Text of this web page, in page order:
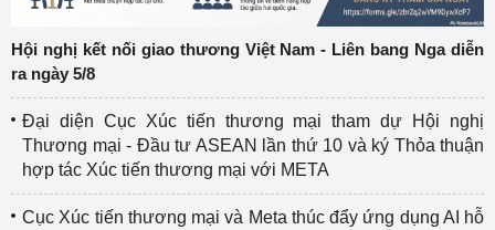
Hội nghị kết nối giao thương Việt Nam - Liên bang Nga diễn
ra ngày 5/8
Đại diện Cục Xúc tiến thương mại tham dự Hội nghị
Thương mại - Đầu tư ASEAN lần thứ 10 và ký Thỏa thuận
hợp tác Xúc tiến thương mại với META
Cục Xúc tiến thương mại và Meta thúc đẩy ứng dụng AI hỗ